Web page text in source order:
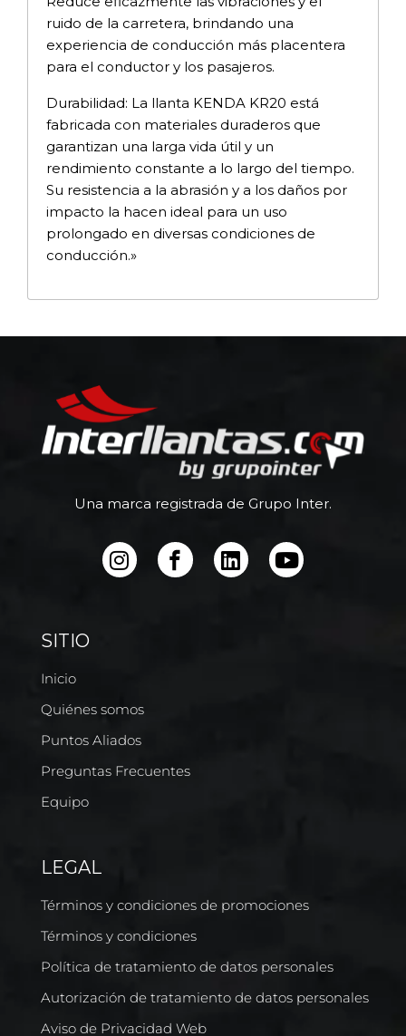
ruido de la carretera, brindando una
experiencia de conducción más placentera
para el conductor y los pasajeros.
Durabilidad: La llanta KENDA KR20 está
fabricada con materiales duraderos que
garantizan una larga vida útil y un
rendimiento constante a lo largo del tiempo.
Su resistencia a la abrasión y a los daños por
impacto la hacen ideal para un uso
prolongado en diversas condiciones de
conducción.»
Una marca registrada de Grupo Inter.
SITIO
Inicio
Quiénes somos
Puntos Aliados
Preguntas Frecuentes
Equipo
LEGAL
Términos y condiciones de promociones
Términos y condiciones
Política de tratamiento de datos personales
Autorización de tratamiento de datos personales
Aviso de Privacidad Web